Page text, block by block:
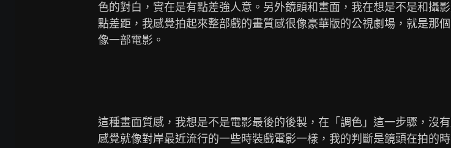
色的對白，實在是有點差強人意。另外鏡頭和畫面，我在想是不是和攝
點差距，我感覺拍起來整部戲的畫質感很像豪華版的公視劇場，就是那
像一部電影。
這種畫面質感，我想是不是電影最後的後製，在「調色」這一步驟，沒有
感覺就像對岸最近流行的一些時裝戲電影一樣，我的判斷是鏡頭在拍的